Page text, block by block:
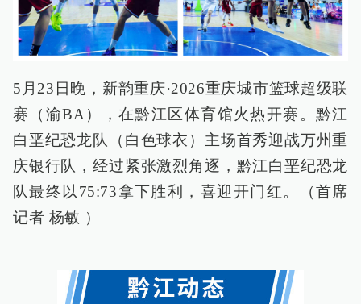
5月23日晚，新韵重庆·2026重庆城市篮球超级联
赛（渝BA），在黔江区体育馆火热开赛。黔江
白垩纪恐龙队（白色球衣）主场首秀迎战万州重
庆银行队，经过紧张激烈角逐，黔江白垩纪恐龙
队最终以75:73拿下胜利，喜迎开门红。（首席
记者 杨敏 ）